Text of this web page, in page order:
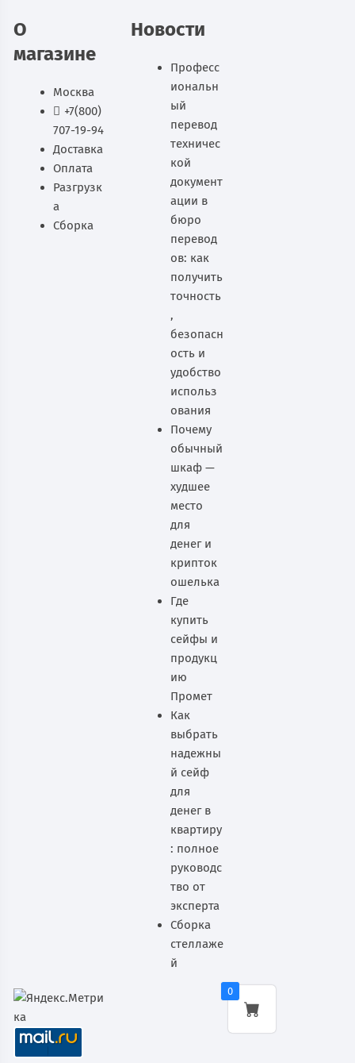
О
магазине
Москва
+7(800)
707-19-94
Доставка
Оплата
Разгрузк
а
Сборка
Новости
Професс
иональн
ый
перевод
техничес
кой
документ
ации в
бюро
перевод
ов: как
получить
точность
,
безопасн
ость и
удобство
использ
ования
Почему
обычный
шкаф —
худшее
место
для
денег и
крипток
ошелька
Где
купить
сейфы и
продукц
ию
Промет
Как
выбрать
надежны
й сейф
для
денег в
квартиру
: полное
руководс
тво от
эксперта
Сборка
стеллаже
й
0